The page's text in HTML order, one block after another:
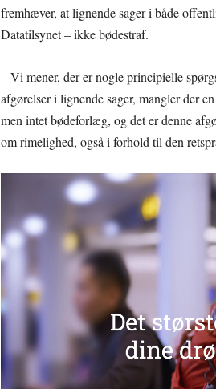
fremhæver, at lignende sager i både
Datatilsynet – ikke bødestraf.
– Vi mener, der er nogle principielle
afgørelser i lignende sager, mangler der
men intet bødeforlæg, og det er denne
om rimelighed, også i forhold til den